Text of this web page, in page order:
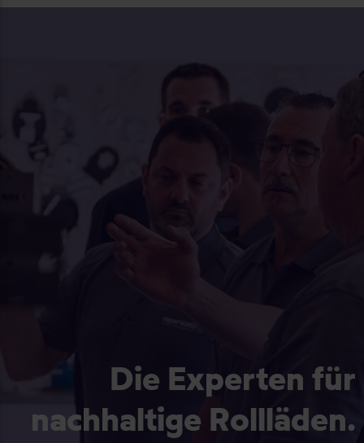
Die Experten für
nachhaltige Rollläden.